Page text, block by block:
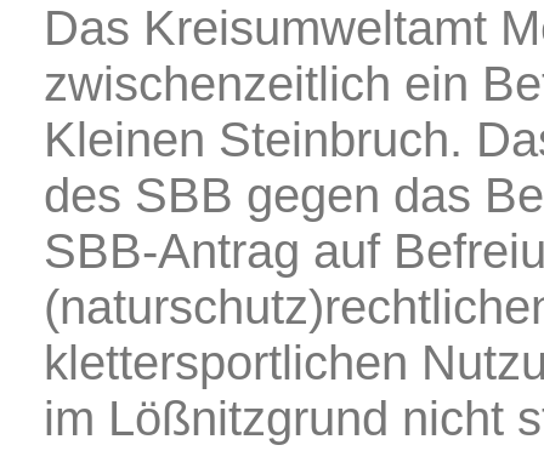
Das Kreisumweltamt
zwischenzeitlich ein
Kleinen Steinbruch.
des SBB gegen das
SBB-Antrag auf
klettersportlichen
im Lößnitzgrund nicht